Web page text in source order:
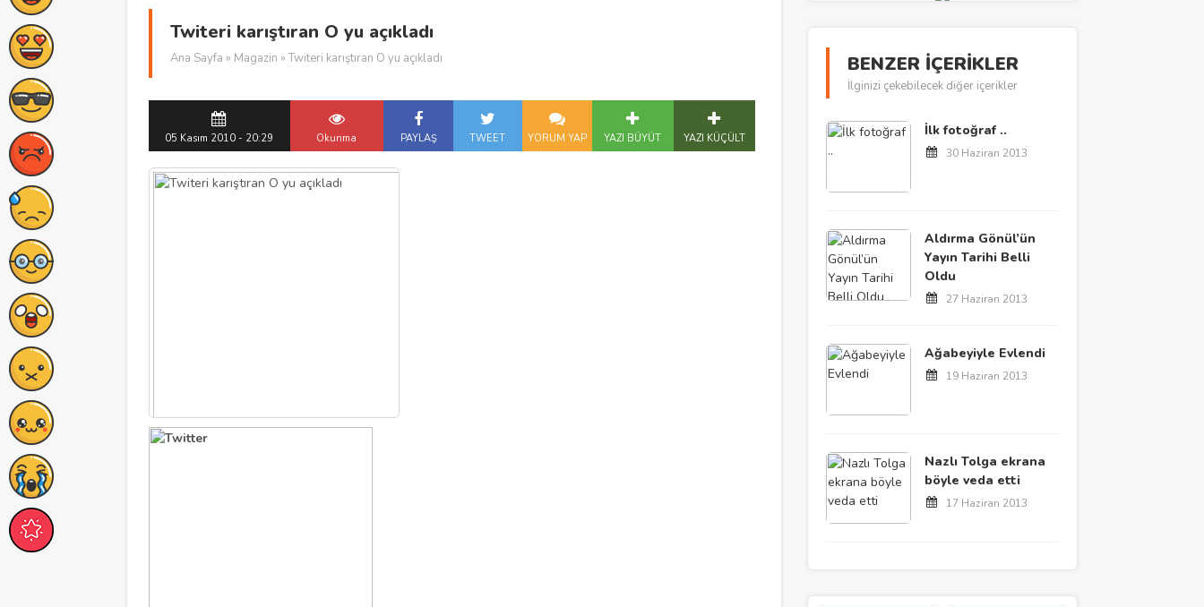
Twiteri karıştıran O yu açıkladı
Ana Sayfa » Magazin » Twiteri karıştıran O yu açıkladı
05 Kasım 2010 - 20:29 Okunma PAYLAŞ TWEET YORUM YAP YAZI BÜYÜT YAZI KÜÇÜLT
BENZER İÇERİKLER
İlginizi çekebilecek diğer içerikler
İlk fotoğraf ..
30 Haziran 2013
Aldırma Gönül’ün
Yayın Tarihi Belli
Oldu
27 Haziran 2013
Ağabeyiyle Evlendi
19 Haziran 2013
Nazlı Tolga ekrana
böyle veda etti
17 Haziran 2013